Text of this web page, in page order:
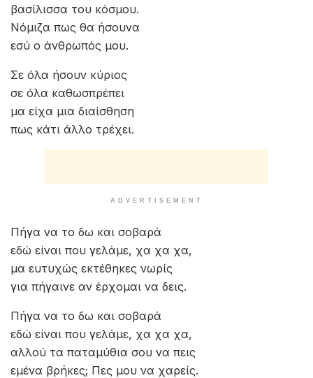
βασίλισσα του κόσμου.
Νόμιζα πως θα ήσουνα
εσύ ο άνθρωπός μου.
Σε όλα ήσουν κύριος
σε όλα καθωσπρέπει
μα είχα μια διαίσθηση
πως κάτι άλλο τρέχει.
ADVERTISEMENT
Πήγα να το δω και σοβαρά
εδώ είναι που γελάμε, χα χα χα,
μα ευτυχώς εκτέθηκες νωρίς
για πήγαινε αν έρχομαι να δεις.
Πήγα να το δω και σοβαρά
εδώ είναι που γελάμε, χα χα χα,
αλλού τα παταμύθια σου να πεις
εμένα βρήκες; Πες μου να χαρείς.